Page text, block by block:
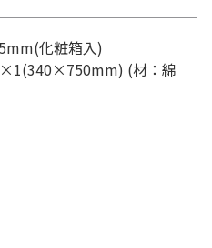
化粧箱入)
(材：綿